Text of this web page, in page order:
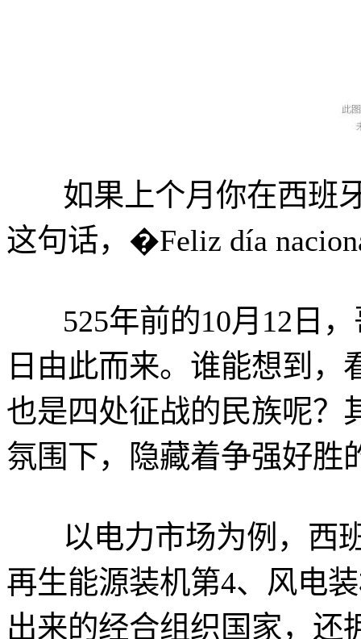
如果上个月你在西班牙
这句话，�Feliz día
525年前的10月12日，
日由此而来。谁能想到
也是四处征战的民族呢？
氛围下，隐藏着争强好胜
以电力市场为例，西班
再生能源装机第4、风电
出来的经合组织国家，还